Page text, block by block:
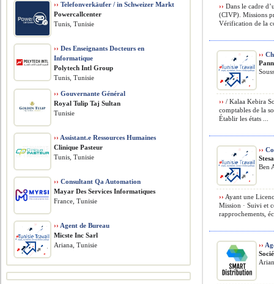
›› Dans le cadre
(CIVP). Missions
Vérification de la
››
›› / Kalaa Kebira
comptables de la
Établir les états ...
››
Stesa
Ben
›› Ayant une
Mission · Suivi et
rapprochements,
››
›› Telefonverkäufer / in Schweizer Markt
Powercallcenter
Tunis, Tunisie
›› Des Enseignants Docteurs en
Informatique
Polytech Intl Group
Tunis, Tunisie
›› Gouvernante Général
Royal Tulip Taj Sultan
Tunisie
›› Assistant.e Ressources Humaines
Clinique Pasteur
Tunis, Tunisie
›› Consultant Qa Automation
Mayar Des Services Informatiques
France, Tunisie
›› Agent de Bureau
Micste Inc Sarl
Ariana, Tunisie